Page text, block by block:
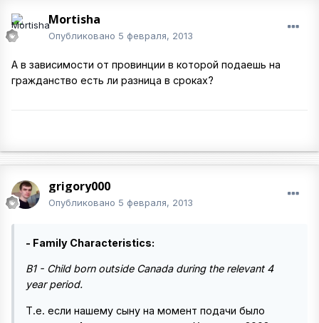
Mortisha
Опубликовано 5 февраля, 2013
А в зависимости от провинции в которой подаешь на
гражданство есть ли разница в сроках?
grigory000
Опубликовано 5 февраля, 2013
- Family Characteristics:
B1 - Child born outside Canada during the relevant 4
year period.
Т.е. если нашему сыну на момент подачи было